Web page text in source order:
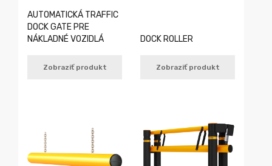
AUTOMATICKÁ TRAFFIC
DOCK GATE PRE
NÁKLADNÉ VOZIDLÁ
Zobraziť produkt
DOCK ROLLER
Zobraziť produkt